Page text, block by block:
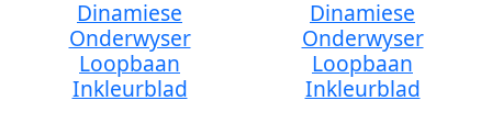
Dinamiese
Onderwyser
Loopbaan
Inkleurblad
Dinamiese
Onderwyser
Loopbaan
Inkleurblad